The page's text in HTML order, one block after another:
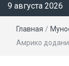
9 августа 2026
Главная /
Амрико